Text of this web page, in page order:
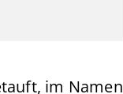
im Namen